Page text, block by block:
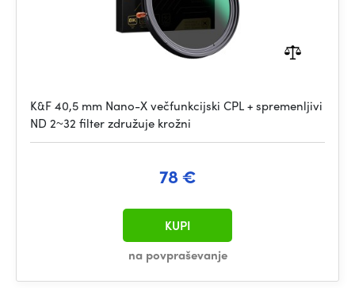
K&F 40,5 mm Nano-X večfunkcijski CPL + spremenljivi
ND 2~32 filter združuje krožni
78 €
na povpraševanje
KUPI